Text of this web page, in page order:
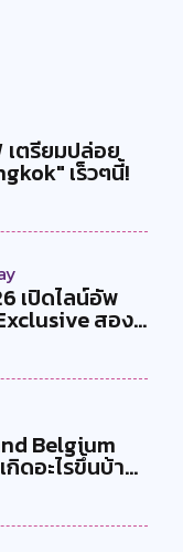
เตรียมปล่อย
เร็วๆนี้!
เปิดไลน์อัพ
สอง
Belgium
กิดอะไรขึ้นบ้าง